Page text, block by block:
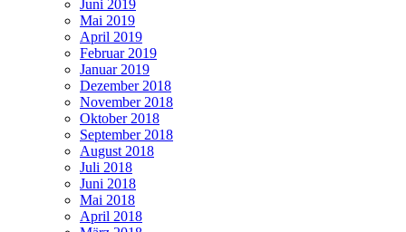
Juni 2019
Mai 2019
April 2019
Februar 2019
Januar 2019
Dezember 2018
November 2018
Oktober 2018
September 2018
August 2018
Juli 2018
Juni 2018
Mai 2018
April 2018